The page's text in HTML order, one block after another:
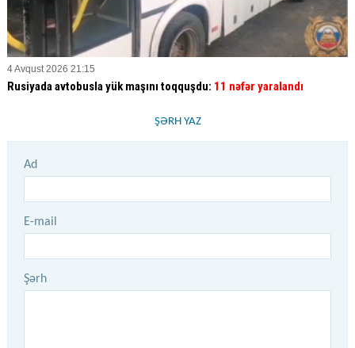
4 Avqust 2026 21:15
Rusiyada avtobusla yük maşını toqquşdu: 11 nəfər yaralandı
ŞƏRH YAZ
Ad
E-mail
Şərh